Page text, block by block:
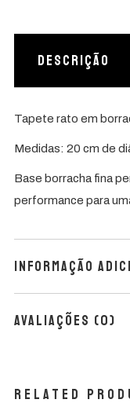
Descrição
Tapete rato em
Medidas: 20 cm de
Base borracha fina
performance para
Informação
Avaliações (0)
Related